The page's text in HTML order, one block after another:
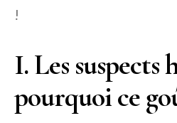
!
I. Les suspects
pourquoi ce